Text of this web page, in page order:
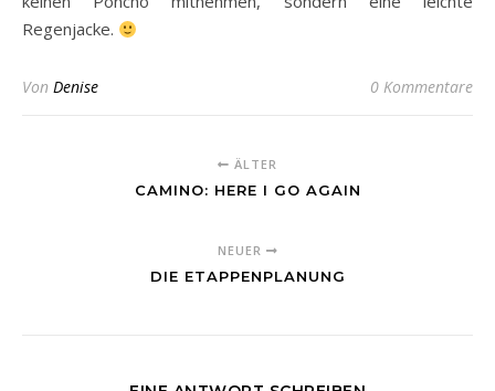
Regenjacke.
Von Denise 0 Kommentare
ÄLTER
CAMINO: HERE I GO AGAIN
NEUER
DIE ETAPPENPLANUNG